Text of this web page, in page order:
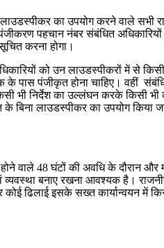
का उपयोग करने वाले सभी
पहचान नंबर संबंधित अधिकारियों
करना होगा।
को उन लाउडस्पीकरों में से
पंजीकृत होना चाहिए। वहीं
निर्देश का उल्लंघन करके किसी भी
के बिना लाउडस्पीकर का उपयोग
वाले 48 घंटों की अवधि के दौरान और
बनाए रखना आवश्यक है।
कोई ढिलाई इसके सख्त कार्यान्वयन में